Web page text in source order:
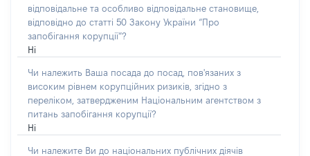
відповідальне та особливо відповідальне становище,
відповідно до статті 50 Закону України “Про
запобігання корупції”?
Ні
Чи належить Ваша посада до посад, пов'язаних з
високим рівнем корупційних ризиків, згідно з
переліком, затвердженим Національним агентством з
питань запобігання корупції?
Ні
Чи належите Ви до національних публічних діячів